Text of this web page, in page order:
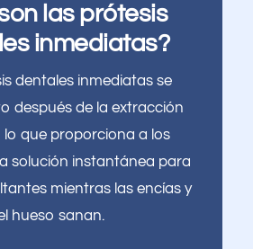
las prótesis
inmediatas?
dentales inmediatas se
después de la extracción
lo que proporciona a los
solución instantánea para
mientras las encías y
hueso sanan.